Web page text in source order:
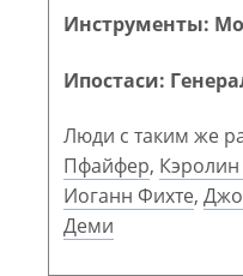
Инструменты:
Ипостаси:
Люди с таким же
Пфайфер,
Иоганн Фихте,
Деми